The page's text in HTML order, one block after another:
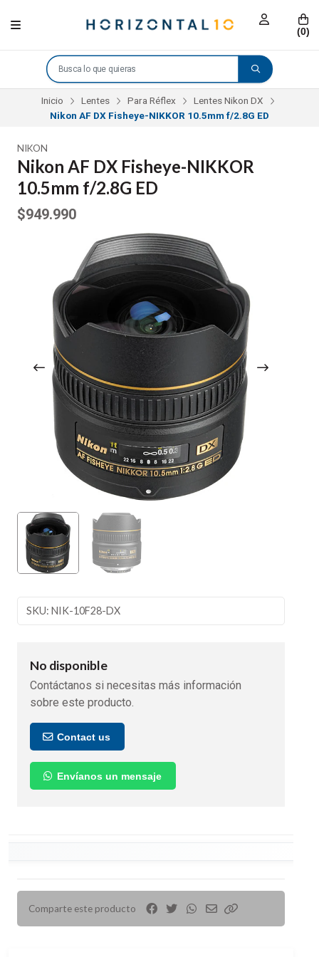
(0)
Inicio Lentes Para Réflex
Lentes Nikon DX
Nikon AF DX Fisheye-NIKKOR 10.5mm f/2.8G ED
NIKON
Nikon AF DX Fisheye-NIKKOR
10.5mm f/2.8G ED
$949.990
SKU: NIK-10F28-DX
No disponible
Contáctanos si necesitas más información
sobre este producto.
Contact us
Envíanos un mensaje
Comparte este producto